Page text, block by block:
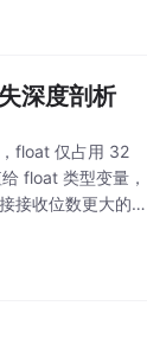
深度剖析
float 仅占用 32
float 类型变量，
接收位数更大的整